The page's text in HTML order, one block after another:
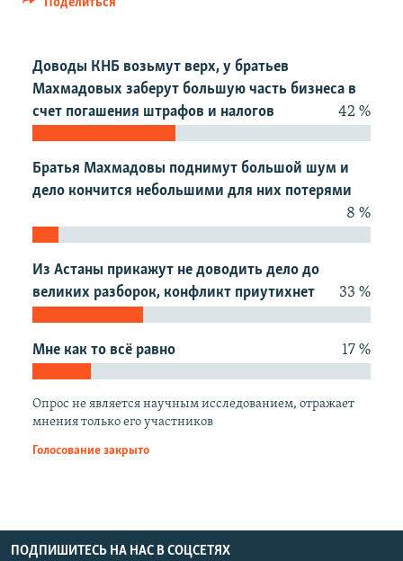
Вернутся
КЫРГЫЗЧА
ТОҶИКӢ
TÜRKMENÇE
Все сайты РСЕ/РС
Доводы КНБ возьмут верх, у братьев
Махмадовых заберут большую часть бизнеса в
счет погашения штрафов и налогов
42 %
Братья Махмадовы поднимут большой шум и
дело кончится небольшими для них потерями
8 %
Из Астаны прикажут не доводить дело до
великих разборок, конфликт приутихнет
33 %
Мне как то всё равно 17 %
Опрос не является научным исследованием, отражает
мнения только его участников
Голосование закрыто
ПОДПИШИТЕСЬ НА НАС В СОЦСЕТЯХ